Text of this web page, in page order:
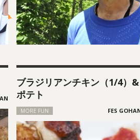
ブラジリアンチキン（1/4）&
ポテト
MORE FUN